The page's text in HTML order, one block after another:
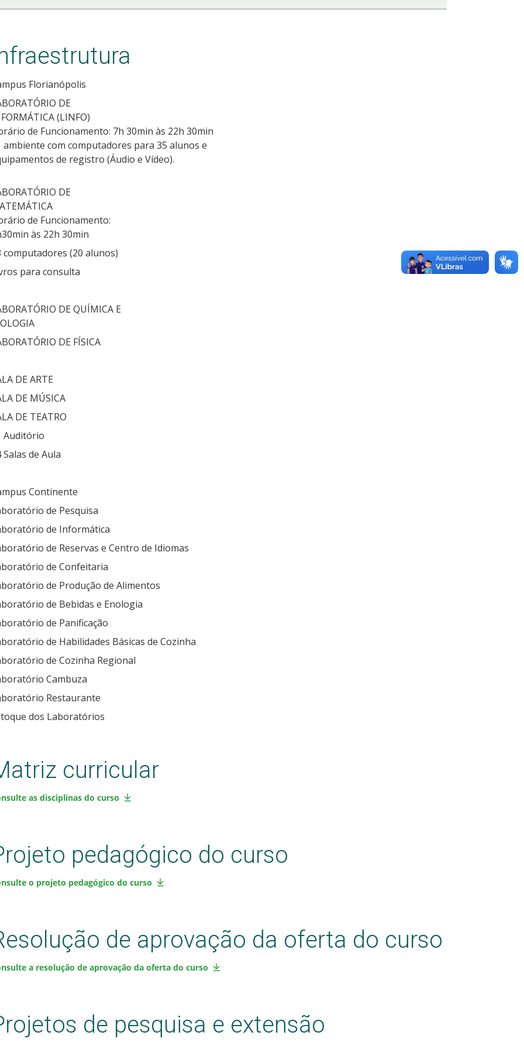
Florianópolis
DE
(LINFO)
de Funcionamento: 7h 30min às 22h 30min
ambiente com computadores para 35 alunos e
de registro (Áudio e Vídeo).
DE
de Funcionamento:
às 22h 30min
computadores (20 alunos)
para consulta
DE QUÍMICA E
DE FÍSICA
DE ARTE
DE MÚSICA
DE TEATRO
Auditório
Salas de Aula
Continente
de Pesquisa
de Informática
de Reservas e Centro de Idiomas
de Confeitaria
de Produção de Alimentos
de Bebidas e Enologia
de Panificação
de Habilidades Básicas de Cozinha
de Cozinha Regional
Cambuza
Restaurante
dos Laboratórios
curricular
as disciplinas do curso
pedagógico do curso
o projeto pedagógico do curso
de aprovação da oferta do curso
a resolução de aprovação da oferta do curso
de pesquisa e extensão